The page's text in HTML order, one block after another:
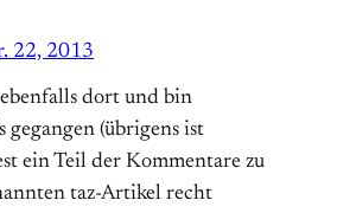
22, 2013
dort und bin
gegangen (übrigens ist
ein Teil der Kommentare zu
taz-Artikel recht